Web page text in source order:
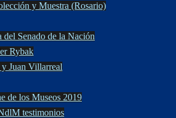
y Muestra (Rosario)
del Senado de la Nación
Rybak
Juan Villarreal
de los Museos 2019
testimonios